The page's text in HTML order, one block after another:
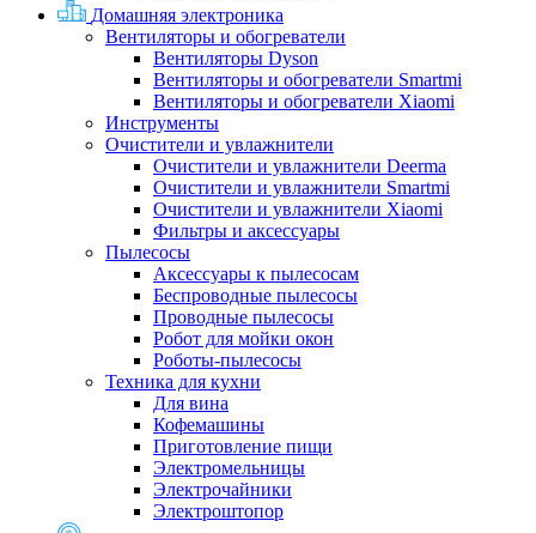
Домашняя электроника
Вентиляторы и обогреватели
Вентиляторы Dyson
Вентиляторы и обогреватели Smartmi
Вентиляторы и обогреватели Xiaomi
Инструменты
Очистители и увлажнители
Очистители и увлажнители Deerma
Очистители и увлажнители Smartmi
Очистители и увлажнители Xiaomi
Фильтры и аксессуары
Пылесосы
Аксессуары к пылесосам
Беспроводные пылесосы
Проводные пылесосы
Робот для мойки окон
Роботы-пылесосы
Техника для кухни
Для вина
Кофемашины
Приготовление пищи
Электромельницы
Электрочайники
Электроштопор